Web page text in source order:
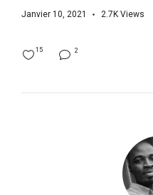
Janvier 10, 2021 2.7K Views
2
15